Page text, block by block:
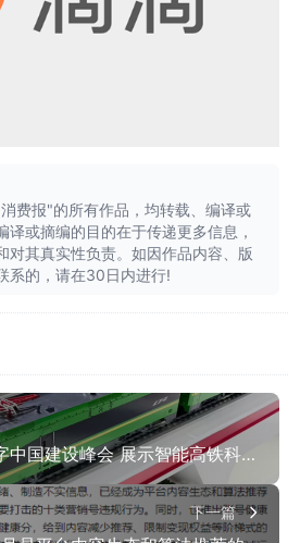
费报"的所有作品，均转载、编译或
或摘编的目的在于传递更多信息，
对其真实性负责。如因作品内容、版
系的，请在30日内进行!
分享 QQ空间
朋友网
豆瓣
长按识别二维
国铁集团亮相2025数字中国建设峰会 展示智能高铁科技新成果
下一篇